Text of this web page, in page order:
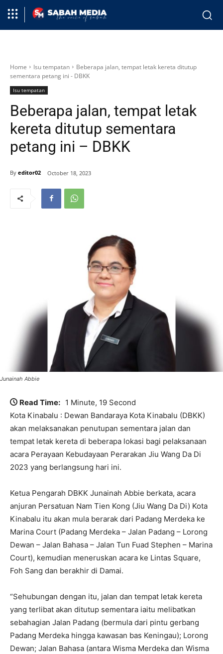
Home Isu tempatan
Beberapa jalan, tempat letak kereta ditutup
sementara petang ini - DBKK
Isu tempatan
Beberapa jalan, tempat letak
kereta ditutup sementara
petang ini – DBKK
By editor02 October 18, 2023
Junainah Abbie
Read Time: 1 Minute, 19 Second
Kota Kinabalu : Dewan Bandaraya Kota Kinabalu (DBKK)
akan melaksanakan penutupan sementara jalan dan
tempat letak kereta di beberapa lokasi bagi pelaksanaan
acara Perayaan Kebudayaan Perarakan Jiu Wang Da Di
2023 yang berlangsung hari ini.
Ketua Pengarah DBKK Junainah Abbie berkata, acara
anjuran Persatuan Nam Tien Kong (Jiu Wang Da Di) Kota
Kinabalu itu akan mula berarak dari Padang Merdeka ke
Marina Court (Padang Merdeka – Jalan Padang – Lorong
Dewan – Jalan Bahasa – Jalan Tun Fuad Stephen – Marina
Court), kemudian meneruskan acara ke Lintas Square,
Foh Sang dan berakhir di Damai.
“Sehubungan dengan itu, jalan dan tempat letak kereta
yang terlibat akan ditutup sementara iaitu melibatkan
sebahagian Jalan Padang (bermula dari pintu gerbang
Padang Merdeka hingga kawasan bas Keningau); Lorong
Dewan; Jalan Bahasa (antara Wisma Merdeka dan Wisma